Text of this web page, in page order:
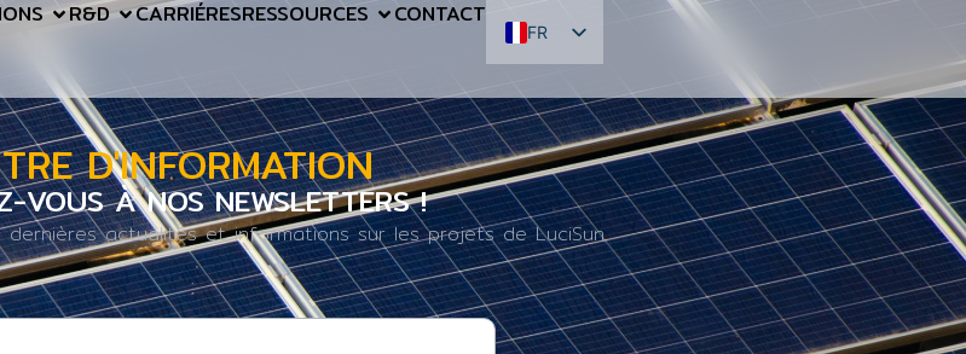
R&D CARRIÉRESRESSOURCES CONTACT
FR
ES
D'INFORMATION
VOUS À NOS NEWSLETTERS !
actualités et informations sur les projets de LuciSun.